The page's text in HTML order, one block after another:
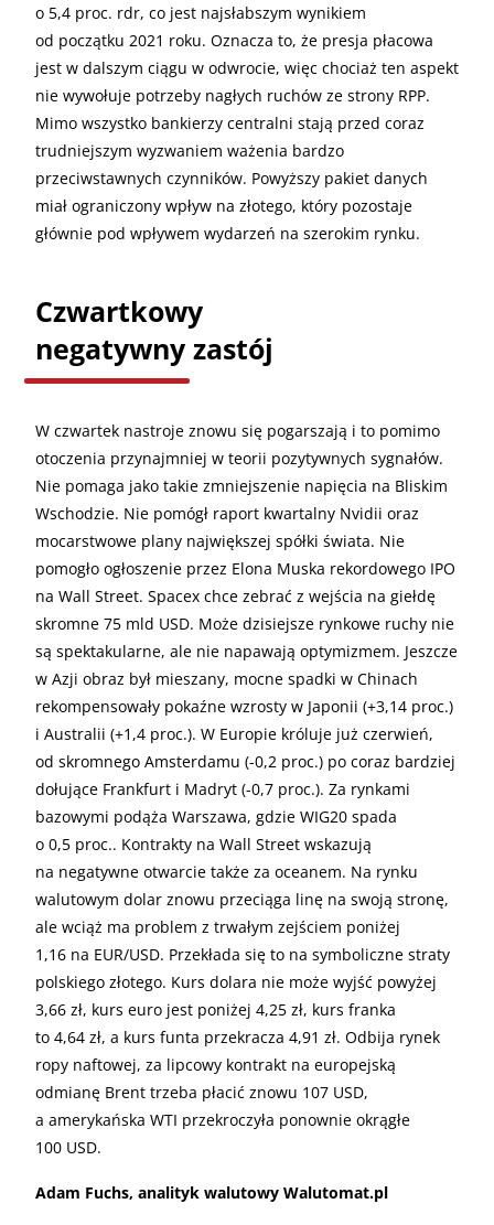
o 5,4 proc. rdr, co jest najsłabszym wynikiem
od początku 2021 roku. Oznacza to, że presja płacowa
jest w dalszym ciągu w odwrocie, więc chociaż ten aspekt
nie wywołuje potrzeby nagłych ruchów ze strony RPP.
Mimo wszystko bankierzy centralni stają przed coraz
trudniejszym wyzwaniem ważenia bardzo
przeciwstawnych czynników. Powyższy pakiet danych
miał ograniczony wpływ na złotego, który pozostaje
głównie pod wpływem wydarzeń na szerokim rynku.
Czwartkowy
negatywny zastój
W czwartek nastroje znowu się pogarszają i to pomimo
otoczenia przynajmniej w teorii pozytywnych sygnałów.
Nie pomaga jako takie zmniejszenie napięcia na Bliskim
Wschodzie. Nie pomógł raport kwartalny Nvidii oraz
mocarstwowe plany największej spółki świata. Nie
pomogło ogłoszenie przez Elona Muska rekordowego IPO
na Wall Street. Spacex chce zebrać z wejścia na giełdę
skromne 75 mld USD. Może dzisiejsze rynkowe ruchy nie
są spektakularne, ale nie napawają optymizmem. Jeszcze
w Azji obraz był mieszany, mocne spadki w Chinach
rekompensowały pokaźne wzrosty w Japonii (+3,14 proc.)
i Australii (+1,4 proc.). W Europie króluje już czerwień,
od skromnego Amsterdamu (-0,2 proc.) po coraz bardziej
dołujące Frankfurt i Madryt (-0,7 proc.). Za rynkami
bazowymi podąża Warszawa, gdzie WIG20 spada
o 0,5 proc.. Kontrakty na Wall Street wskazują
na negatywne otwarcie także za oceanem. Na rynku
walutowym dolar znowu przeciąga linę na swoją stronę,
ale wciąż ma problem z trwałym zejściem poniżej
1,16 na EUR/USD. Przekłada się to na symboliczne straty
polskiego złotego. Kurs dolara nie może wyjść powyżej
3,66 zł, kurs euro jest poniżej 4,25 zł, kurs franka
to 4,64 zł, a kurs funta przekracza 4,91 zł. Odbija rynek
ropy naftowej, za lipcowy kontrakt na europejską
odmianę Brent trzeba płacić znowu 107 USD,
a amerykańska WTI przekroczyła ponownie okrągłe
100 USD.
Adam Fuchs, analityk walutowy Walutomat.pl